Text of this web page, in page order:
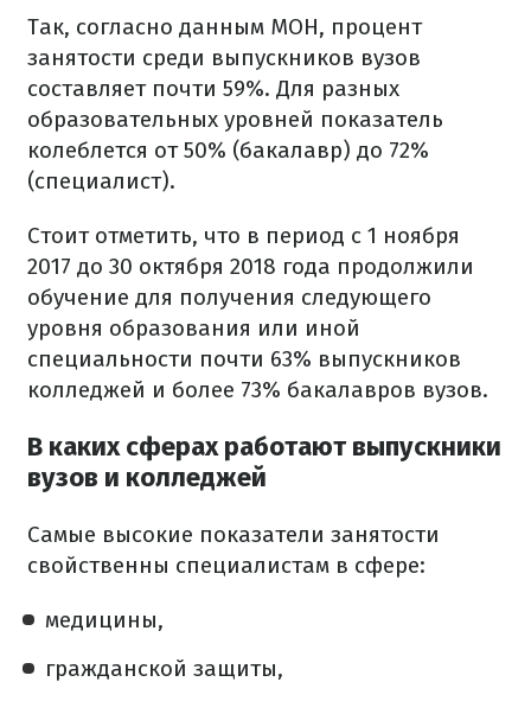
Так, согласно данным МОН, процент
занятости среди выпускников вузов
составляет почти 59%. Для разных
образовательных уровней показатель
колеблется от 50% (бакалавр) до 72%
(специалист).
Стоит отметить, что в период с 1 ноября
2017 до 30 октября 2018 года продолжили
обучение для получения следующего
уровня образования или иной
специальности почти 63% выпускников
колледжей и более 73% бакалавров вузов.
В каких сферах работают выпускники
вузов и колледжей
Самые высокие показатели занятости
свойственны специалистам в сфере:
медицины,
гражданской защиты,